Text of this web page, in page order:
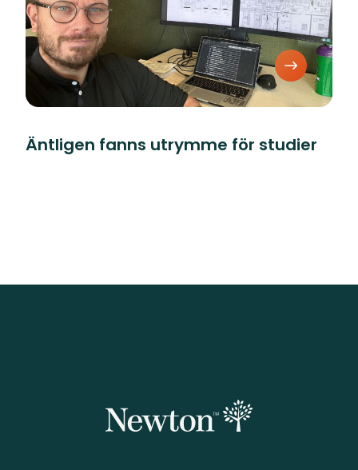
Äntligen fanns utrymme för studier